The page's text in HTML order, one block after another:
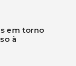
em torno
à